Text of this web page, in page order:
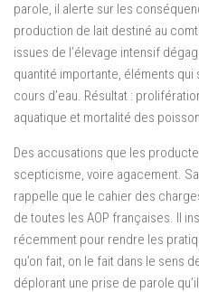
parole, il alerte sur les
production de lait destiné au
issues de l’élevage intensif
quantité importante, éléments
cours d’eau. Résultat :
aquatique et mortalité des
Des accusations que les
scepticisme, voire agacement.
rappelle que le cahier des
de toutes les AOP françaises. Il
récemment pour rendre les
qu’on fait, on le fait dans le sens
déplorant une prise de parole